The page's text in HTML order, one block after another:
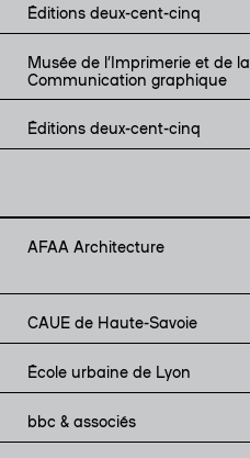
Éditions deux-cent-cinq
Musée de l’Imprimerie et de la
Communication graphique
Éditions deux-cent-cinq
AFAA Architecture
CAUE de Haute-Savoie
École urbaine de Lyon
bbc & associés